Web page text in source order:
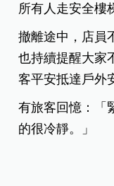
所有人走安全樓
撤離途中，店員
也持續提醒大家
客平安抵達戶外
有旅客回憶：「
的很冷靜。」